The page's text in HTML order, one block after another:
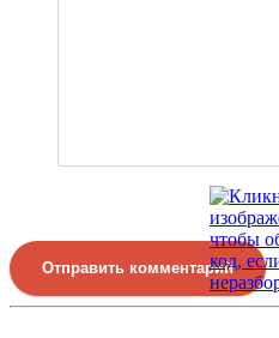
Отправить комментарий